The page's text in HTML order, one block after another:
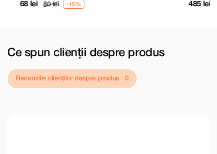
68 lei 80 lei 485 lei 570
Ce spun clienții despre produs
Recenziile clienților despre produs